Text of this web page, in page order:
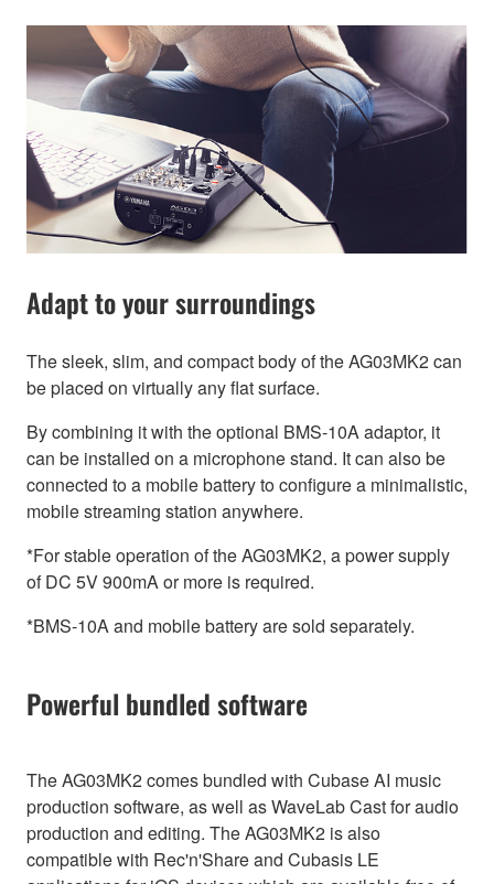
Adapt to your surroundings
The sleek, slim, and compact body of the AG03MK2 can
be placed on virtually any flat surface.
By combining it with the optional BMS-10A adaptor, it
can be installed on a microphone stand. It can also be
connected to a mobile battery to configure a minimalistic,
mobile streaming station anywhere.
*For stable operation of the AG03MK2, a power supply
of DC 5V 900mA or more is required.
*BMS-10A and mobile battery are sold separately.
Powerful bundled software
The AG03MK2 comes bundled with Cubase AI music
production software, as well as WaveLab Cast for audio
production and editing. The AG03MK2 is also
compatible with Rec'n'Share and Cubasis LE